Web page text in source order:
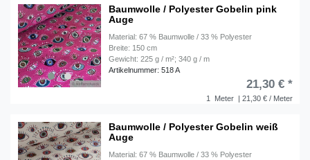
Baumwolle / Polyester Gobelin pink
Auge
Material: 67 % Baumwolle / 33 % Polyester
Breite: 150 cm
Gewicht: 225 g / m²; 340 g / m
Artikelnummer: 518 A
1 Meter | 21,30 € / Meter
21,30 € *
Baumwolle / Polyester Gobelin weiß
Auge
Material: 67 % Baumwolle / 33 % Polyester